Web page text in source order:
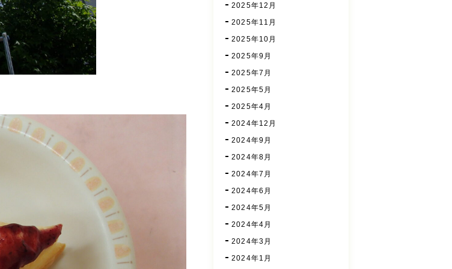
2025年12月
2025年11月
2025年10月
2025年9月
2025年7月
2025年5月
2025年4月
2024年12月
2024年9月
2024年8月
2024年7月
2024年6月
2024年5月
2024年4月
2024年3月
2024年1月